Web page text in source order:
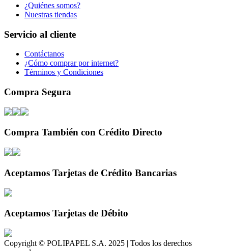
¿Quiénes somos?
Nuestras tiendas
Servicio al cliente
Contáctanos
¿Cómo comprar por internet?
Términos y Condiciones
Compra Segura
Compra También con Crédito Directo
Aceptamos Tarjetas de Crédito Bancarias
Aceptamos Tarjetas de Débito
Copyright © POLIPAPEL S.A. 2025 | Todos los derechos